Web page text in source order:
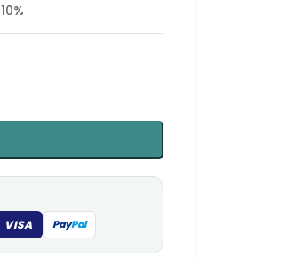
10%
VISA PayPal